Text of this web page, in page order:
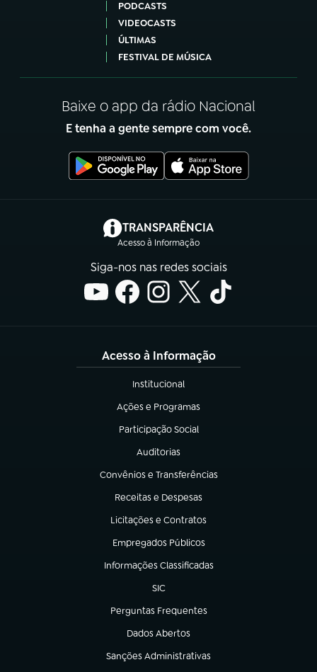
PODCASTS
VIDEOCASTS
ÚLTIMAS
FESTIVAL DE MÚSICA
Baixe o app da rádio Nacional
E tenha a gente sempre com você.
TRANSPARÊNCIA
Acesso à Informação
(abre em nova aba)
Siga-nos nas redes sociais
Acesso à Informação
Institucional
(abre em nova aba)
Ações e Programas
(abre em nova aba)
Participação Social
(abre em nova aba)
Auditorias
(abre em nova aba)
Convênios e Transferências
(abre em nova aba)
Receitas e Despesas
(abre em nova aba)
Licitações e Contratos
(abre em nova aba)
Empregados Públicos
(abre em nova aba)
Informações Classificadas
(abre em nova aba)
SIC
(abre em nova aba)
Perguntas Frequentes
(abre em nova aba)
Dados Abertos
(abre em nova aba)
Sanções Administrativas
(abre em nova aba)